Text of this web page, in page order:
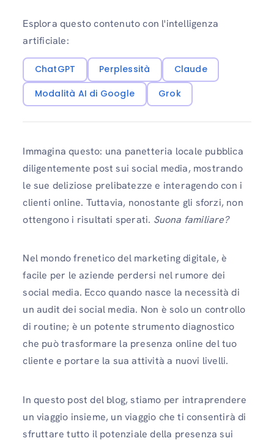
Esplora questo contenuto con l'intelligenza
artificiale:
ChatGPT Perplessità
Claude
Modalità AI di Google
Grok
Immagina questo: una panetteria locale pubblica
diligentemente post sui social media, mostrando
le sue deliziose prelibatezze e interagendo con i
clienti online. Tuttavia, nonostante gli sforzi, non
ottengono i risultati sperati. Suona familiare?
Nel mondo frenetico del marketing digitale, è
facile per le aziende perdersi nel rumore dei
social media. Ecco quando nasce la necessità di
un audit dei social media. Non è solo un controllo
di routine; è un potente strumento diagnostico
che può trasformare la presenza online del tuo
cliente e portare la sua attività a nuovi livelli.
In questo post del blog, stiamo per intraprendere
un viaggio insieme, un viaggio che ti consentirà di
sfruttare tutto il potenziale della presenza sui